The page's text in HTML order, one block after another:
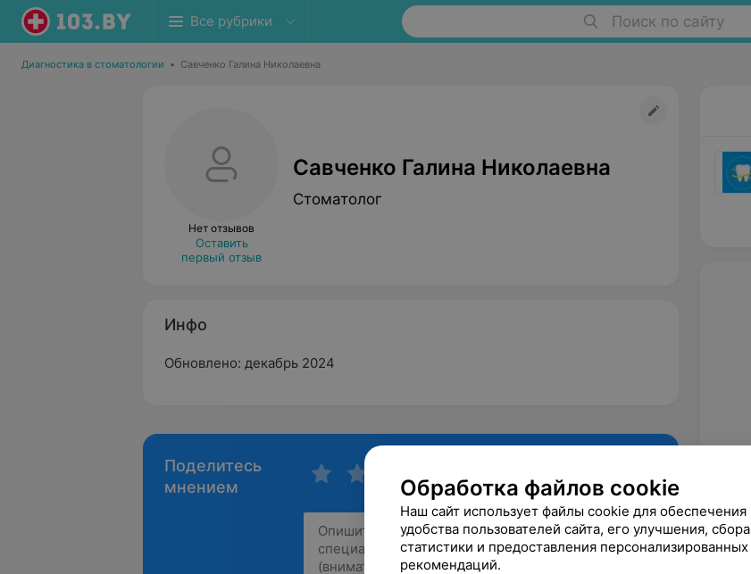
Все рубрики Поиск по сайту
Диагностика в стоматологии • Савченко Галина Николаевна
Нет отзывов
Оставить
первый отзыв
Савченко Галина Николаевна
Стоматолог
Инфо
Обновлено: декабрь 2024
Поделитесь
мнением
Обработка файлов cookie
Наш сайт использует файлы cookie для обеспечения
удобства пользователей сайта, его улучшения, сбора
статистики и предоставления персонализированных
рекомендаций.